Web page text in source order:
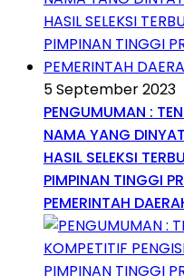
5 September 2023
PENGUMUMAN :
NAMA YANG
HASIL SELEKSI
PIMPINAN TINGGI
PEMERINTAH